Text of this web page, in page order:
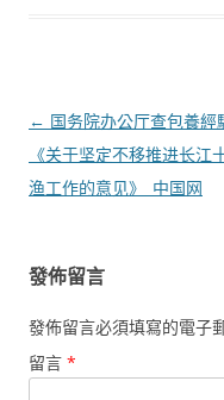
文
章
導
← 国务院办公厅查包養經
《关于坚定不移推进长江
渔工作的意见》_中国网
發佈留言
發佈留言必須填寫的電子
留言 *